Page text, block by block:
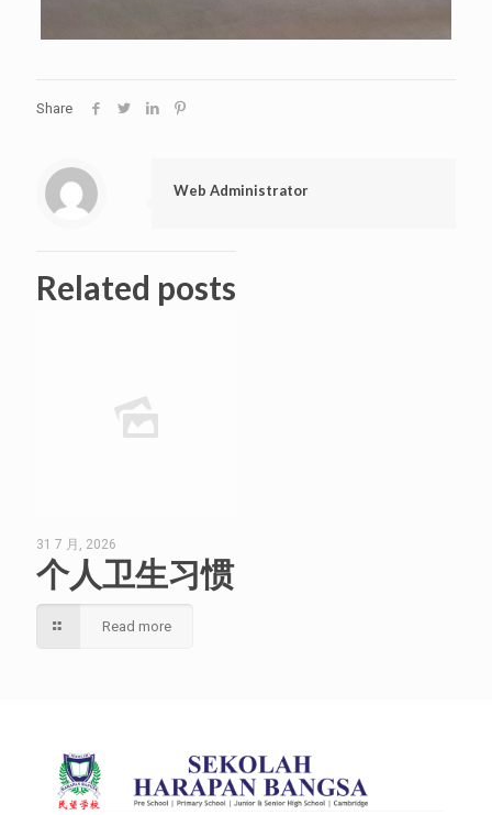
Share
Web Administrator
Related posts
31 7 月, 2026
个人卫生习惯
Read more